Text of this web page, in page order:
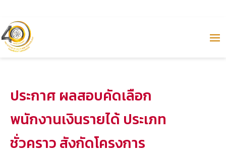
ประกาศ ผลสอบคัดเลือก
พนักงานเงินรายได้ ประเภท
ชั่วคราว สังกัดโครงการ